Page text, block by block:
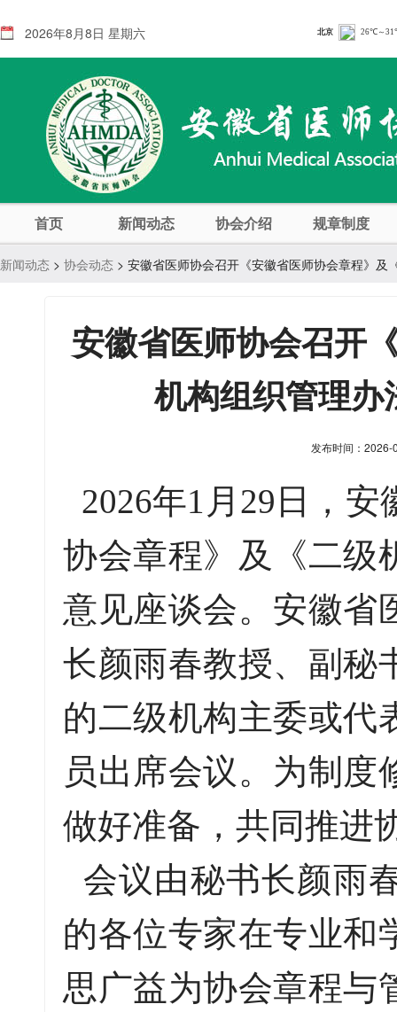
2026年8月8日 星期六
首页 新闻动态 协会介绍 规章制度
新闻动态 > 协会动态 > 安徽省医师协会召开《安徽省医师协会章程》
安徽省医师协会召开
机构组织管理
发布时间：
2026年1月29日，
协会章程》及《二级
意见座谈会。安徽省
长颜雨春教授、副秘
的二级机构主委或代
员出席会议。为制度
做好准备，共同推进
会议由秘书长颜雨
的各位专家在专业和
思广益为协会章程与